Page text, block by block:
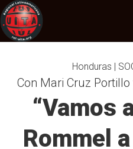
Honduras |
Con Mari Cruz
“Vamos
Rommel